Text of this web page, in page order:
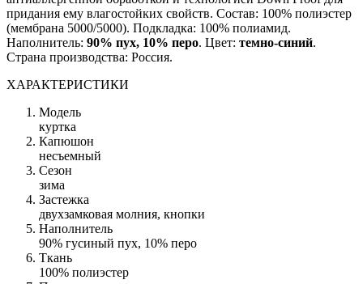
придания ему влагостойких свойств. Состав: 100% полиэстер
(мембрана 5000/5000). Подкладка: 100% полиамид.
Наполнитель: 90% пух, 10% перо. Цвет: темно-синий.
Страна производства: Россия.
ХАРАКТЕРИСТИКИ
Модель
куртка
Капюшон
несъемный
Сезон
зима
Застежка
двухзамковая молния, кнопки
Наполнитель
90% гусиный пух, 10% перо
Ткань
100% полиэстер